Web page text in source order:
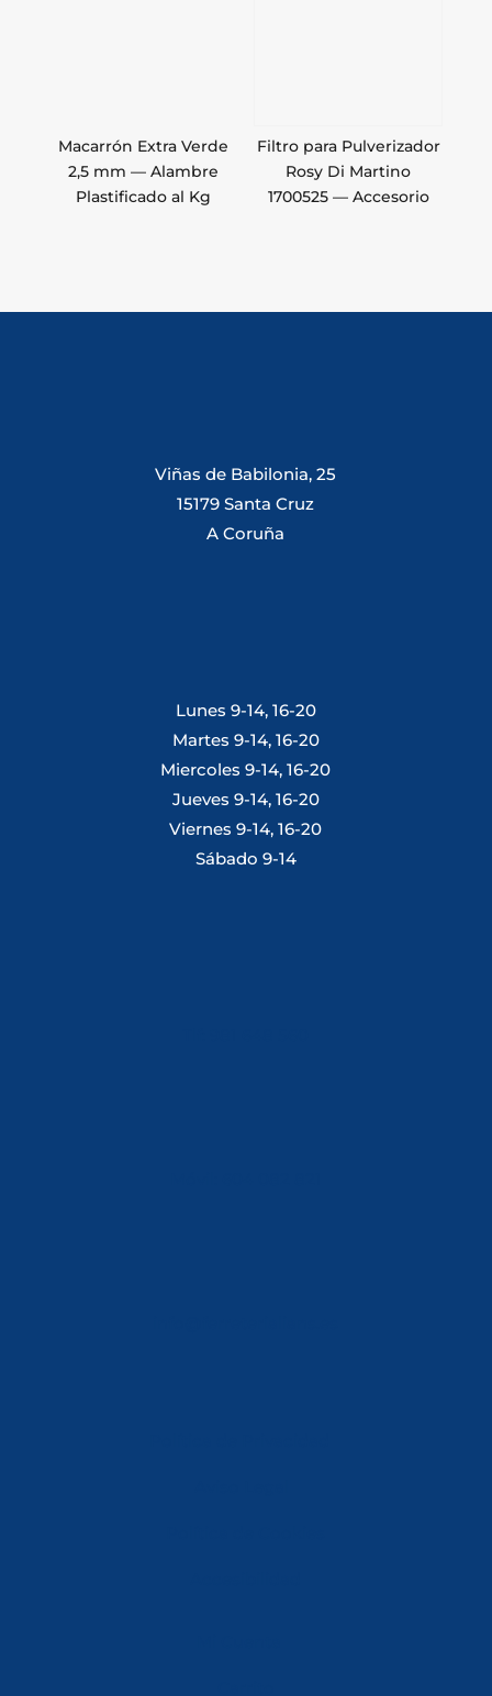
Macarrón Extra Verde
2,5 mm — Alambre
Plastificado al Kg
Filtro para Pulverizador
Rosy Di Martino
1700525 — Accesorio
Viñas de Babilonia, 25
15179 Santa Cruz
A Coruña
Lunes 9-14, 16-20
Martes 9-14, 16-20
Miercoles 9-14, 16-20
Jueves 9-14, 16-20
Viernes 9-14, 16-20
Sábado 9-14